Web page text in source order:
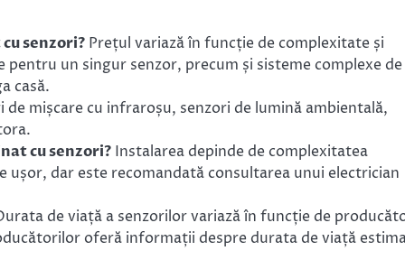
senzori? Prețul variază în funcție de complexitate și
pentru un singur senzor, precum și sisteme complexe de
casă.
de mișcare cu infraroșu, senzori de lumină ambientală,
cu senzori? Instalarea depinde de complexitatea
dar este recomandată consultarea unui electrician
de viață a senzorilor variază în funcție de
oferă informații despre durata de viață